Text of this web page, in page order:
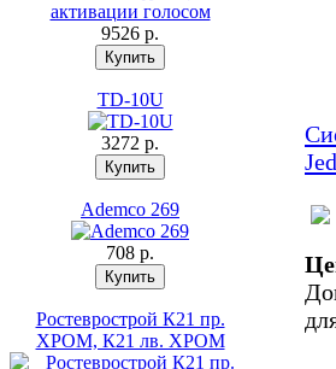
9526 p.
TD-10U
3272 p.
Ademco 269
708 p.
Ростеврострой К21 пр.
ХРОМ, К21 лв. ХРОМ